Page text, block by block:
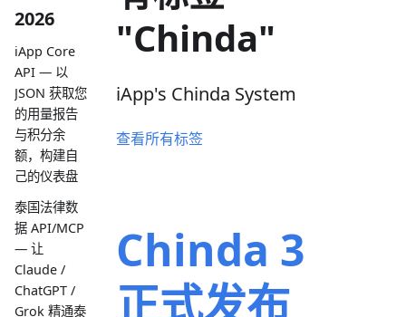
2026
iApp Core
API — 以
JSON 获取您
的用量报告
与积分余
额，构建自
己的仪表盘
泰国法律数
据 API/MCP
— 让
Claude /
ChatGPT /
Grok 精通泰
"Chinda"
iApp's Chinda System
查看所有标签
Chinda 3
正式发布